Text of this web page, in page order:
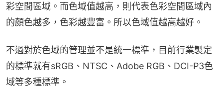
彩空間區域。而色域值越高，則代表色彩空間區域內
的顏色越多，色彩越豐富。所以色域值越高越好。
不過對於色域的管理並不是統一標準，目前行業製定
的標準就有sRGB、NTSC、Adobe RGB、DCI-P3色
域等多種標準。